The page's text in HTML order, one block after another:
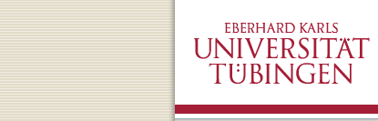
Incidence of Type 1
Year Analysis in